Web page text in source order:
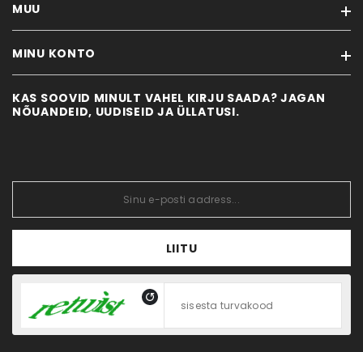
MÖÖBLIVÄRVID & TÖÖVAHENDID
NÕUANDED
MUU
Kaubamärgid
Uued tooted
MINU KONTO
Minu konto
KAS SOOVID MINULT VAHEL KIRJU SAADA? JAGAN
NÕUANDEID, UUDISEID JA ÜLLATUSI.
LIITU